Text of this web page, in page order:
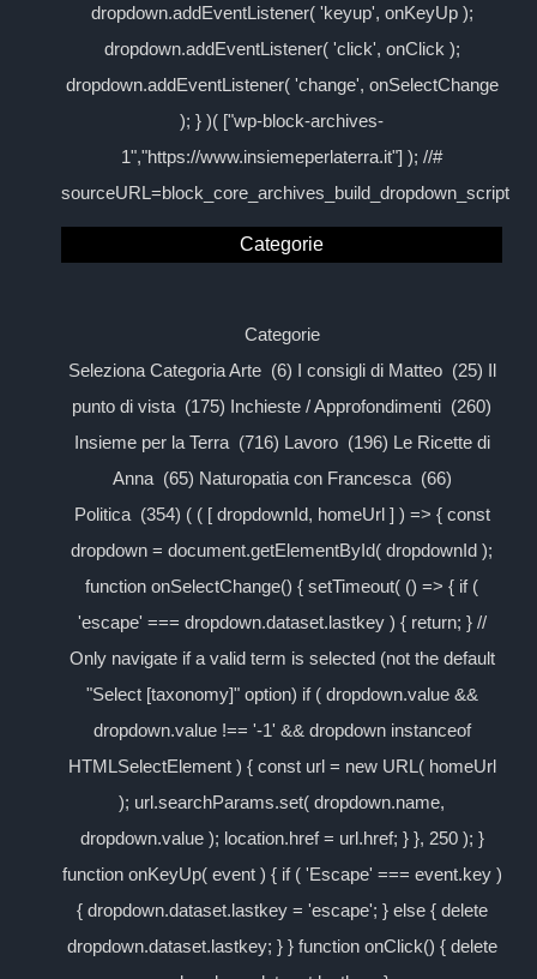
dropdown.addEventListener( 'keyup', onKeyUp );
dropdown.addEventListener( 'click', onClick );
dropdown.addEventListener( 'change', onSelectChange
); } )( ["wp-block-archives-
1","https://www.insiemeperlaterra.it"] ); //#
sourceURL=block_core_archives_build_dropdown_script
Categorie
Categorie
Seleziona Categoria Arte (6) I consigli di Matteo (25) Il
punto di vista (175) Inchieste / Approfondimenti (260)
Insieme per la Terra (716) Lavoro (196) Le Ricette di
Anna (65) Naturopatia con Francesca (66)
Politica (354) ( ( [ dropdownId, homeUrl ] ) => { const
dropdown = document.getElementById( dropdownId );
function onSelectChange() { setTimeout( () => { if (
'escape' === dropdown.dataset.lastkey ) { return; } //
Only navigate if a valid term is selected (not the default
"Select [taxonomy]" option) if ( dropdown.value &&
dropdown.value !== '-1' && dropdown instanceof
HTMLSelectElement ) { const url = new URL( homeUrl
); url.searchParams.set( dropdown.name,
dropdown.value ); location.href = url.href; } }, 250 ); }
function onKeyUp( event ) { if ( 'Escape' === event.key )
{ dropdown.dataset.lastkey = 'escape'; } else { delete
dropdown.dataset.lastkey; } } function onClick() { delete